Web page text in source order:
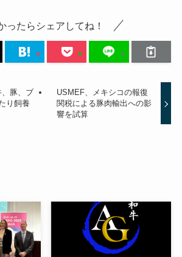
ったらシェアしてね！
豚、ブ
り飼養
USMEF、メキシコの報復
関税による豚肉輸出への影
響を試算